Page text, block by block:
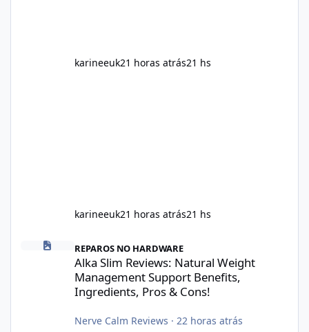
karineeuk21 horas atrás21 hs
karineeuk21 horas atrás21 hs
Alka Slim Reviews: Natural Weight Management Support
REPAROS NO HARDWARE
Alka Slim Reviews: Natural Weight
Management Support Benefits,
Ingredients, Pros & Cons!
Nerve Calm Reviews · 22 horas atrás